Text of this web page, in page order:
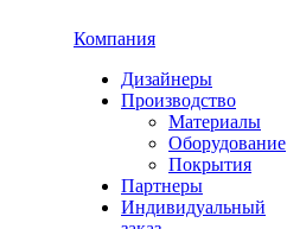
Компания
Дизайнеры
Производство
Материалы
Оборудование
Покрытия
Партнеры
Индивидуальный